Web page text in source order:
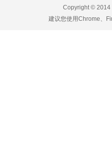
Copyright ©
建议您使用Chrome、